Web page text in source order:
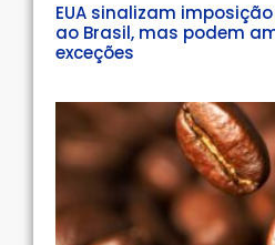
EUA sinalizam
ao Brasil, mas podem
exceções